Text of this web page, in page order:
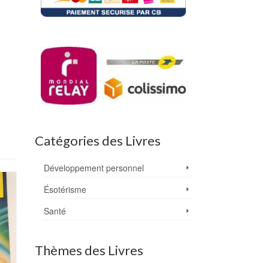
Catégories des Livres
Développement personnel
Ésotérisme
Santé
Thèmes des Livres